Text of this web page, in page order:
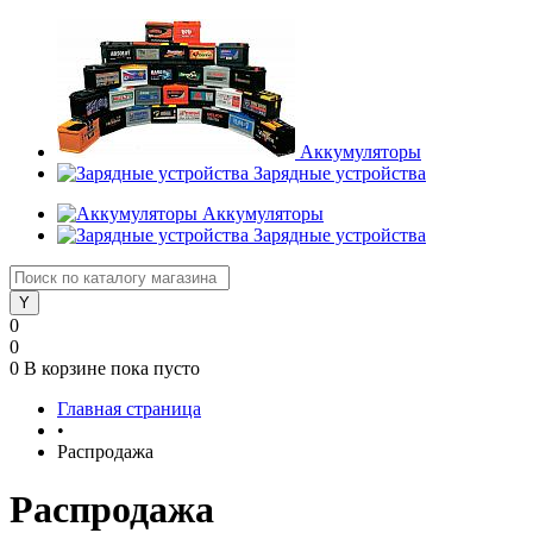
Аккумуляторы
Зарядные устройства
Аккумуляторы
Зарядные устройства
0
0
0 В корзине пока пусто
Главная страница
•
Распродажа
Распродажа